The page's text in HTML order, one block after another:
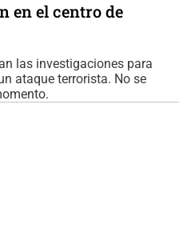
en el centro de
las investigaciones para
ataque terrorista. No se